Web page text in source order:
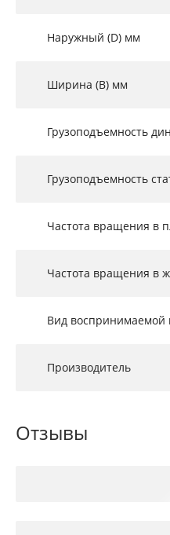
Наружный (D) мм
Ширина (B) мм
Грузоподъемность
Грузоподъемность
Частота вращения в
Частота вращения в
Вид воспринимаемой
Производитель
Отзывы